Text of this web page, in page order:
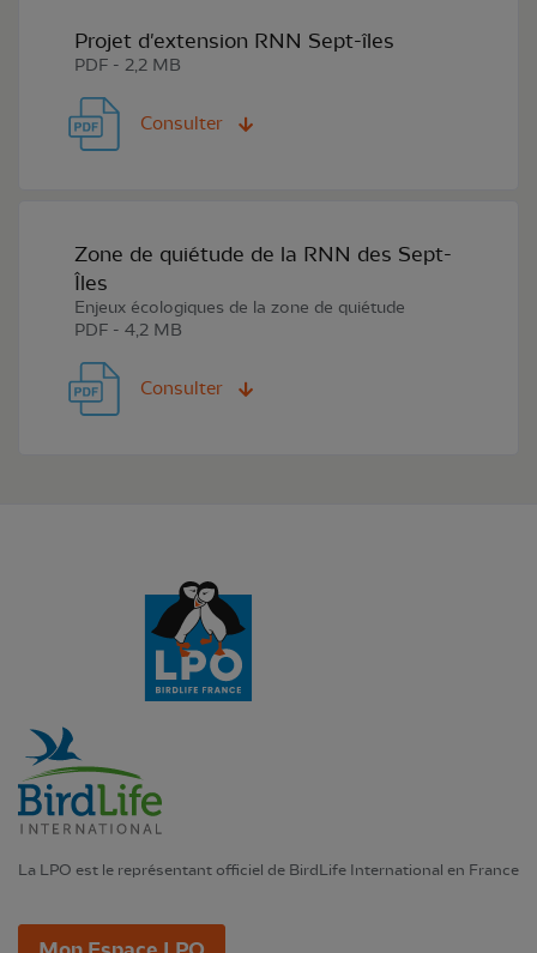
Projet d'extension RNN Sept-îles
PDF - 2,2 MB
Consulter
Zone de quiétude de la RNN des Sept-
Îles
Enjeux écologiques de la zone de quiétude
PDF - 4,2 MB
Consulter
La LPO est le représentant officiel de BirdLife International en France